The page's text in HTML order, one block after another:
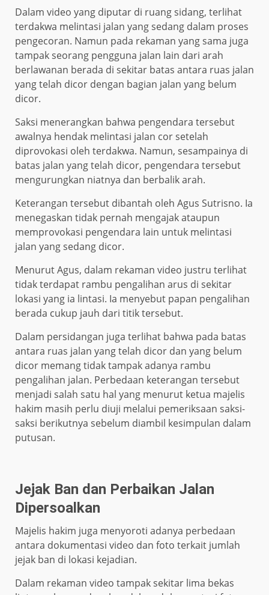
Dalam video yang diputar di ruang sidang, terlihat
terdakwa melintasi jalan yang sedang dalam proses
pengecoran. Namun pada rekaman yang sama juga
tampak seorang pengguna jalan lain dari arah
berlawanan berada di sekitar batas antara ruas jalan
yang telah dicor dengan bagian jalan yang belum
dicor.
Saksi menerangkan bahwa pengendara tersebut
awalnya hendak melintasi jalan cor setelah
diprovokasi oleh terdakwa. Namun, sesampainya di
batas jalan yang telah dicor, pengendara tersebut
mengurungkan niatnya dan berbalik arah.
Keterangan tersebut dibantah oleh Agus Sutrisno. Ia
menegaskan tidak pernah mengajak ataupun
memprovokasi pengendara lain untuk melintasi
jalan yang sedang dicor.
Menurut Agus, dalam rekaman video justru terlihat
tidak terdapat rambu pengalihan arus di sekitar
lokasi yang ia lintasi. Ia menyebut papan pengalihan
berada cukup jauh dari titik tersebut.
Dalam persidangan juga terlihat bahwa pada batas
antara ruas jalan yang telah dicor dan yang belum
dicor memang tidak tampak adanya rambu
pengalihan jalan. Perbedaan keterangan tersebut
menjadi salah satu hal yang menurut ketua majelis
hakim masih perlu diuji melalui pemeriksaan saksi-
saksi berikutnya sebelum diambil kesimpulan dalam
putusan.
Jejak Ban dan Perbaikan Jalan
Dipersoalkan
Majelis hakim juga menyoroti adanya perbedaan
antara dokumentasi video dan foto terkait jumlah
jejak ban di lokasi kejadian.
Dalam rekaman video tampak sekitar lima bekas